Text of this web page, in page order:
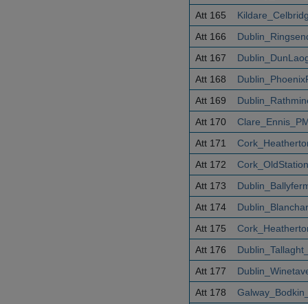
Att 165
Att 166
Att 167
Att 168
Att 169
Att 170
Att 171
Att 172
Att 173
Att 174
Att 175
Att 176
Att 177
Att 178